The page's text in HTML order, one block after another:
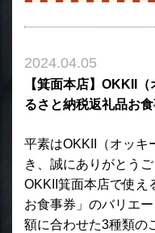
2024.04.05
【箕面本店】OKKII
るさと納税返礼品お
平素はOKKII（オッキ
き、誠にありがとう
OKKII箕面本店で使え
お食事券」のバリエ
額に合わせた3種類の